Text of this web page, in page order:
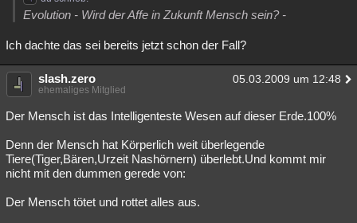
Evolution - Wird der Affe in Zukunft Mensch sein? -
Ich dachte das sei bereits jetzt schon der Fall?
slash.zero 05.03.2009 um 12:48
ehemaliges Mitglied
Der Mensch ist das Intelligenteste Wesen auf dieser Erde.100%
Denn der Mensch hat Körperlich weit überlegende
Tiere(Tiger,Bären,Urzeit Nashörnern) überlebt.Und kommt mir
nicht mit den dummen gerede von:
Der Mensch tötet und rottet alles aus.